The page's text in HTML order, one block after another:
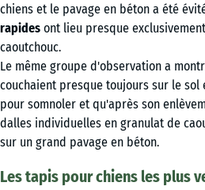
chiens et le pavage en béton a été
rapides ont lieu presque
caoutchouc.
Le même groupe d'observation a
couchaient presque toujours sur le sol
pour somnoler et qu'après son
dalles individuelles en granulat de
sur un grand pavage en béton.
Les tapis pour chiens les plus